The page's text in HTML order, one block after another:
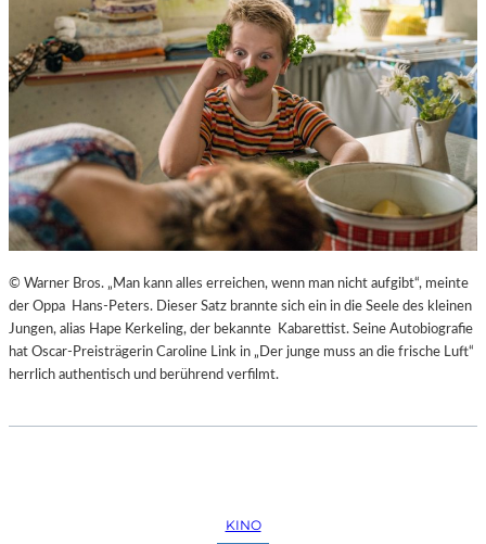
© Warner Bros. „Man kann alles erreichen, wenn man nicht aufgibt“, meinte
der Oppa Hans-Peters. Dieser Satz brannte sich ein in die Seele des kleinen
Jungen, alias Hape Kerkeling, der bekannte Kabarettist. Seine Autobiografie
hat Oscar-Preisträgerin Caroline Link in „Der junge muss an die frische Luft“
herrlich authentisch und berührend verfilmt.
KINO